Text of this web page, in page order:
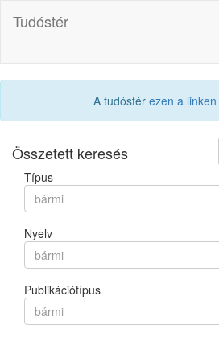
Tudóstér
A tudóstér ezen a linken
Összetett keresés
Típus
bármi
Nyelv
bármi
Publikációtípus
bármi